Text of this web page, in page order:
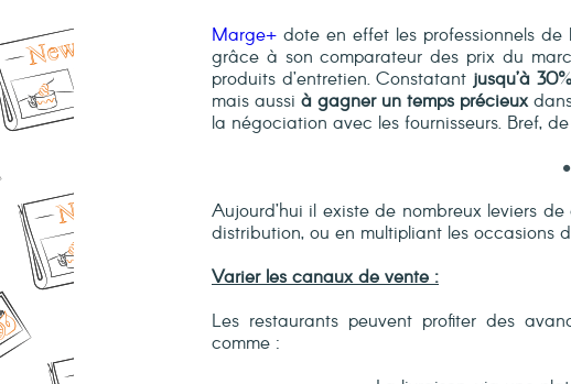
Marge+ dote en effet les professionnels
grâce à son comparateur des prix du
produits d’entretien. Constatant jusqu’à
mais aussi à gagner un temps précieux
la négociation avec les fournisseurs. Bref,
Aujourd’hui il existe de nombreux leviers
distribution, ou en multipliant les occasions
Varier les canaux de vente :
Les restaurants peuvent profiter des
comme :